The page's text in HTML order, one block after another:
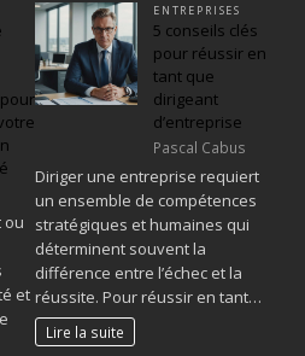
ou
et
ENTREPRISES
5 conseils clés
pour réussir en
tant que
dirigeant
d’entreprise
Pascal Cabus
Diriger une entreprise requiert
un ensemble de compétences
stratégiques et humaines qui
déterminent souvent la
différence entre l’échec et la
réussite. Pour réussir en tant…
Lire la suite